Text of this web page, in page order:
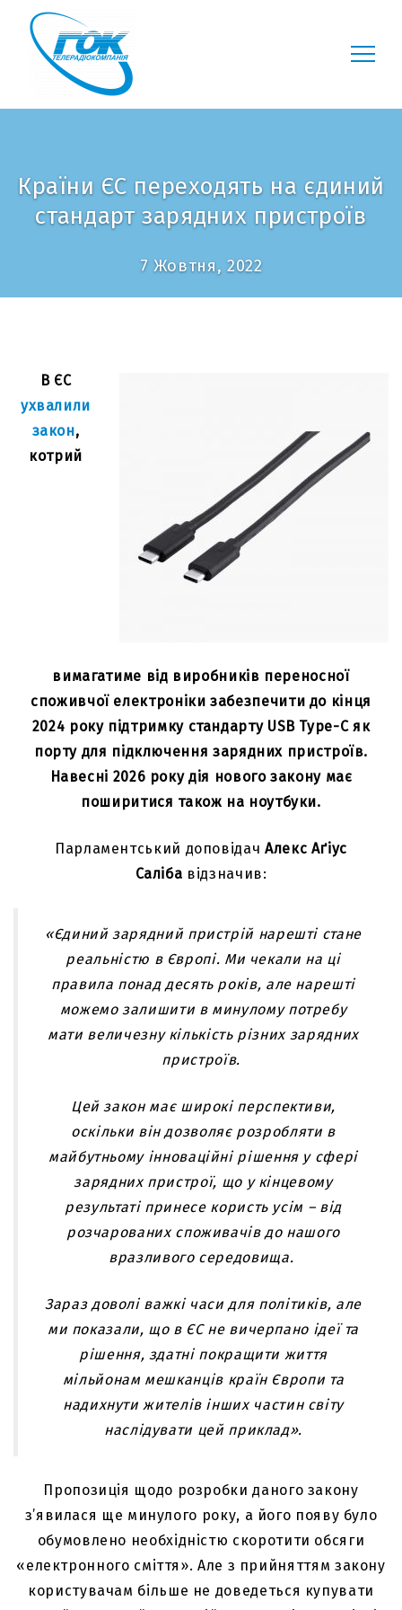
Країни ЄС переходять на єдиний
стандарт зарядних пристроїв
7 Жовтня, 2022
В ЄС
ухвалили
закон,
котрий
вимагатиме від виробників переносної
споживчої електроніки забезпечити до кінця
2024 року підтримку стандарту USB Type-C як
порту для підключення зарядних пристроїв.
Навесні 2026 року дія нового закону має
поширитися також на ноутбуки.
Парламентський доповідач Алекс Аґіус
Саліба відзначив:
«Єдиний зарядний пристрій нарешті стане
реальністю в Європі. Ми чекали на ці
правила понад десять років, але нарешті
можемо залишити в минулому потребу
мати величезну кількість різних зарядних
пристроїв.
Цей закон має широкі перспективи,
оскільки він дозволяє розробляти в
майбутньому інноваційні рішення у сфері
зарядних пристрої, що у кінцевому
результаті принесе користь усім – від
розчарованих споживачів до нашого
вразливого середовища.
Зараз доволі важкі часи для політиків, але
ми показали, що в ЄС не вичерпано ідеї та
рішення, здатні покращити життя
мільйонам мешканців країн Європи та
надихнути жителів інших частин світу
наслідувати цей приклад».
Пропозиція щодо розробки даного закону
з’явилася ще минулого року, а його появу було
обумовлено необхідністю скоротити обсяги
«електронного сміття». Але з прийняттям закону
користувачам більше не доведеться купувати